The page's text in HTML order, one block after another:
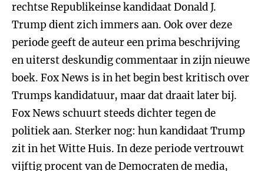
rechtse Republikeinse kandidaat Donald J.
Trump dient zich immers aan. Ook over deze
periode geeft de auteur een prima beschrijving
en uiterst deskundig commentaar in zijn nieuwe
boek. Fox News is in het begin best kritisch over
Trumps kandidatuur, maar dat draait later bij.
Fox News schuurt steeds dichter tegen de
politiek aan. Sterker nog: hun kandidaat Trump
zit in het Witte Huis. In deze periode vertrouwt
vijftig procent van de Democraten de media,